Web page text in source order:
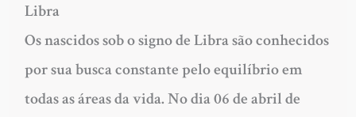
Libra
Os nascidos sob o signo de Libra são conhecidos
por sua busca constante pelo equilíbrio em
todas as áreas da vida. No dia 06 de abril de